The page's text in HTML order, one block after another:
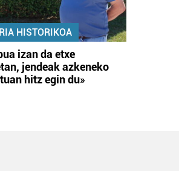
HISTORIKOA
izan da etxe
jendeak azkeneko
hitz egin du»